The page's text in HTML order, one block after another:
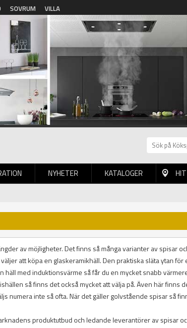
SOVRUM VILLA
NYHETER KATALOGER
av möjligheter. Det finns så många varianter av spisar
att köpa en glaskeramikhäll. Den praktiska släta ytan för
med induktionsvärme så får du en mycket snabb
så finns det också mycket att välja på. Även här finns
numera inte så ofta. När det gäller golvstående spisar så
produktutbud och ledande leverantörer av spisar